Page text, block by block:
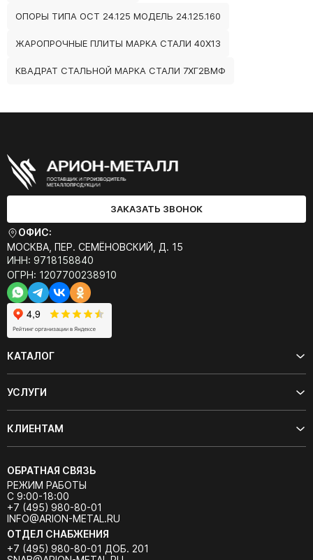
ОПОРЫ ТИПА ОСТ 24.125 МОДЕЛЬ 24.125.160
ЖАРОПРОЧНЫЕ ПЛИТЫ МАРКА СТАЛИ 40Х13
КВАДРАТ СТАЛЬНОЙ МАРКА СТАЛИ 7ХГ2ВМФ
ЗАКАЗАТЬ ЗВОНОК
ОФИС:
МОСКВА, ПЕР. СЕМЁНОВСКИЙ, Д. 15
ИНН: 9718158840
ОГРН: 1207700238910
КАТАЛОГ
УСЛУГИ
КЛИЕНТАМ
ОБРАТНАЯ СВЯЗЬ
РЕЖИМ РАБОТЫ
С 9:00-18:00
+7 (495) 980-80-01
INFO@ARION-METAL.RU
ОТДЕЛ СНАБЖЕНИЯ
+7 (495) 980-80-01 ДОБ. 201